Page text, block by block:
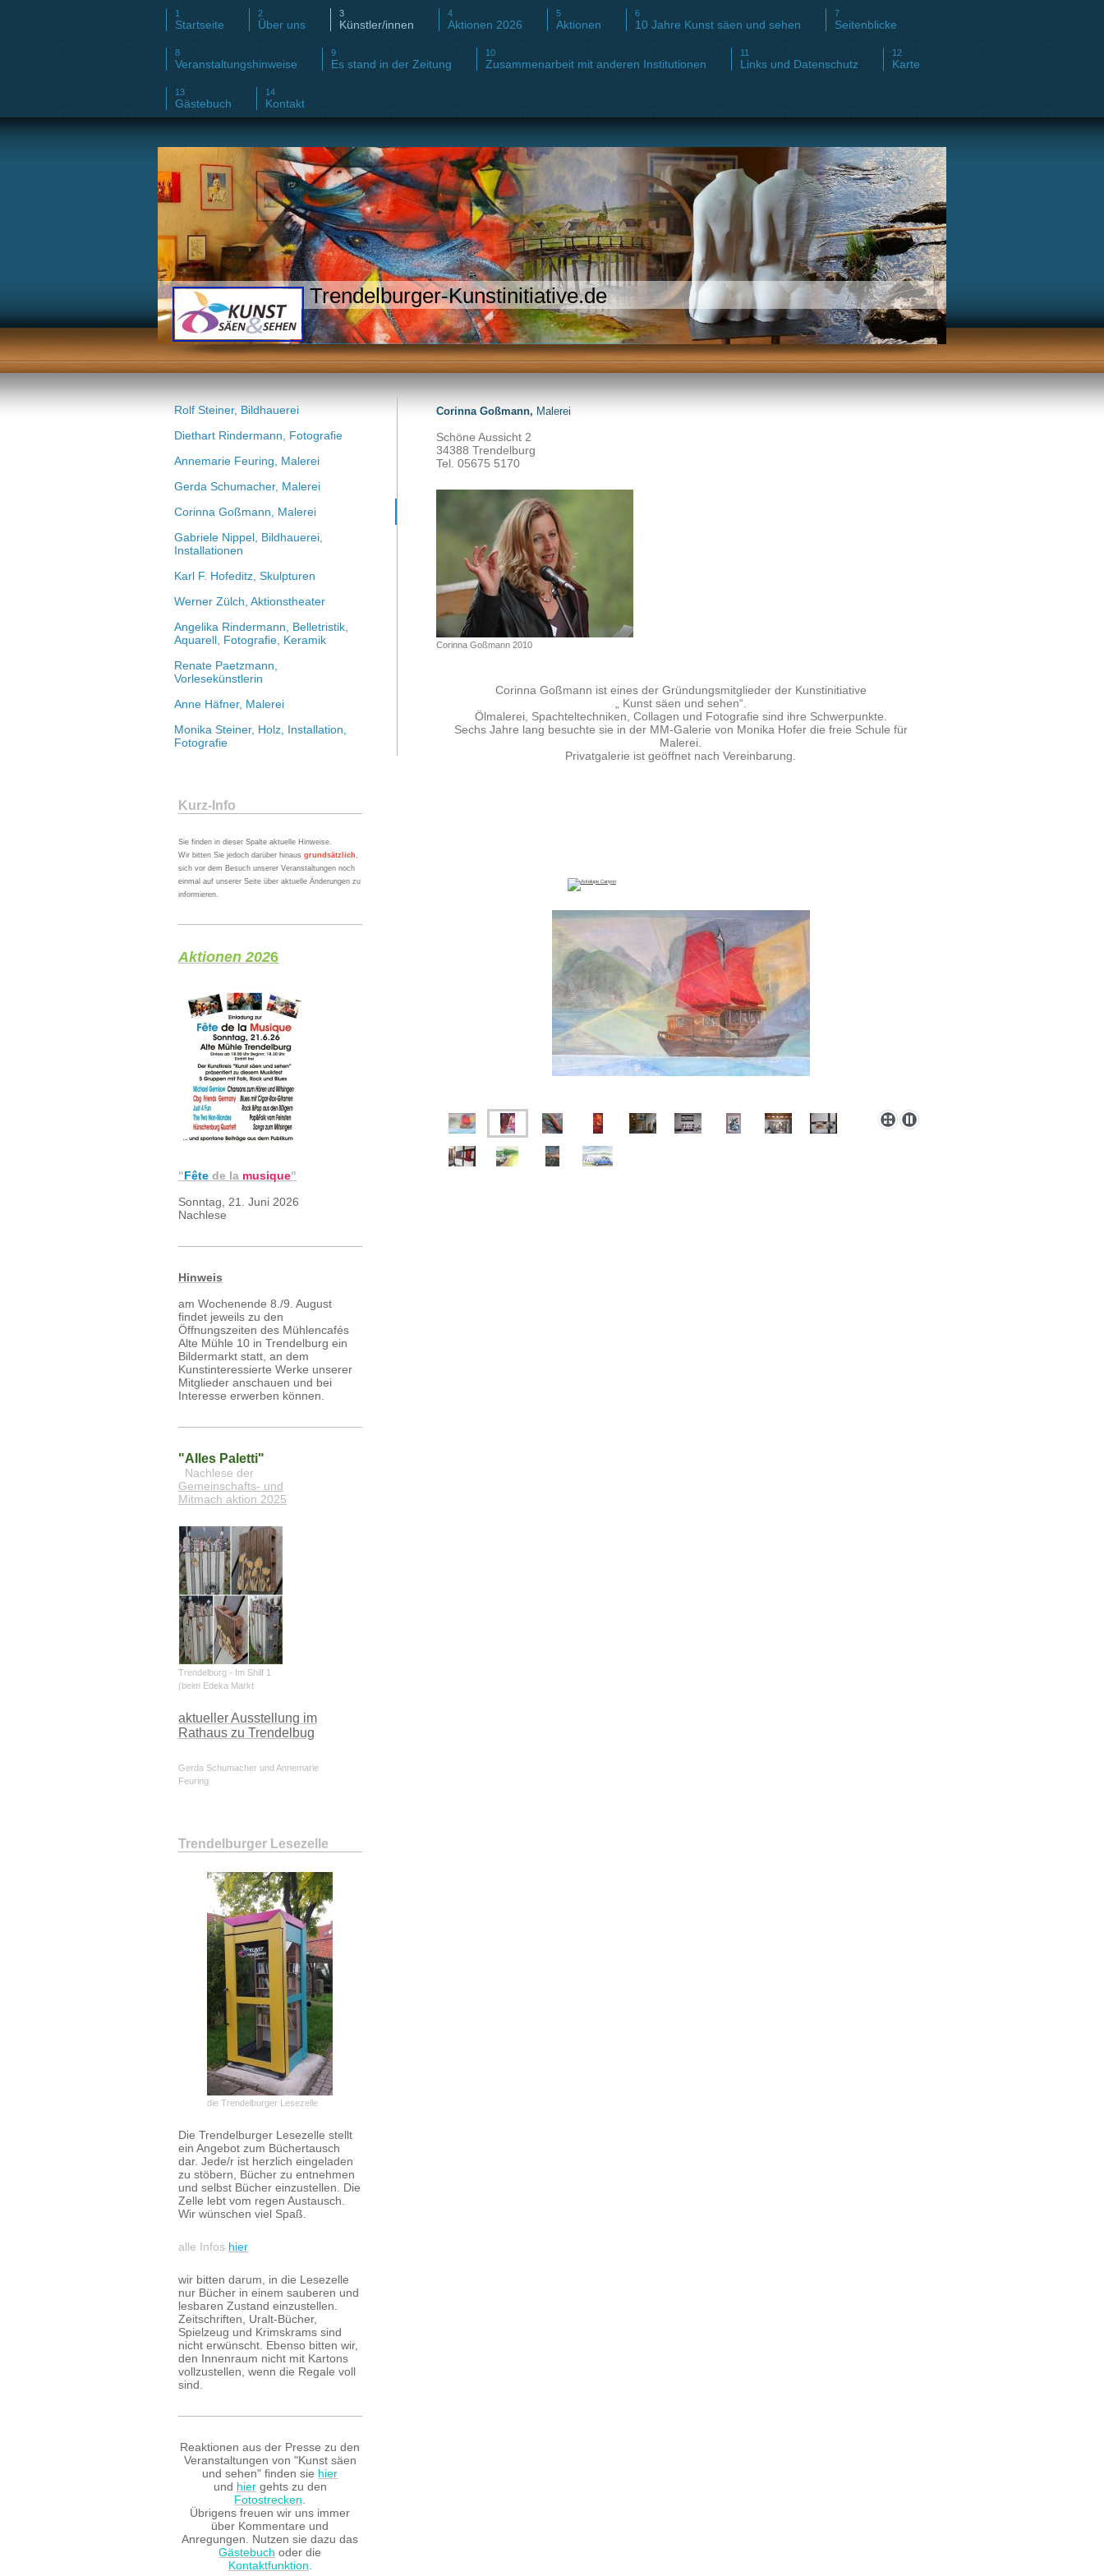
Startseite Über uns Künstler/innen Aktionen 2026 Aktionen 10 Jahre Kunst säen und sehen Seitenblicke
Veranstaltungshinweise Es stand in der Zeitung Zusammenarbeit mit anderen Institutionen Links und Datenschutz Karte
Gästebuch Kontakt
Trendelburger-Kunstinitiative.de
Corinna Goßmann, Malerei
Schöne Aussicht 2
34388 Trendelburg
Tel. 05675 5170
Corinna Goßmann 2010
Corinna Goßmann ist eines der Gründungsmitglieder der Kunstinitiative
„ Kunst säen und sehen“.
Ölmalerei, Spachteltechniken, Collagen und Fotografie sind ihre Schwerpunkte.
Sechs Jahre lang besuchte sie in der MM-Galerie von Monika Hofer die freie Schule für
Malerei.
Privatgalerie ist geöffnet nach Vereinbarung.
Rolf Steiner, Bildhauerei
Diethart Rindermann, Fotografie
Annemarie Feuring, Malerei
Gerda Schumacher, Malerei
Corinna Goßmann, Malerei
Gabriele Nippel, Bildhauerei,
Installationen
Karl F. Hofeditz, Skulpturen
Werner Zülch, Aktionstheater
Angelika Rindermann, Belletristik,
Aquarell, Fotografie, Keramik
Renate Paetzmann,
Vorlesekünstlerin
Anne Häfner, Malerei
Monika Steiner, Holz, Installation,
Fotografie
Kurz-Info
Sie finden in dieser Spalte aktuelle Hinweise.
Wir bitten Sie jedoch darüber hinaus grundsätzlich
sich vor dem Besuch unserer Veranstaltungen noch
einmal auf unserer Seite über aktuelle Änderungen zu
informieren.
Aktionen 2026
"Fête de la musique"
Sonntag, 21. Juni 2026
Nachlese
Hinweis
am Wochenende 8./9. August
findet jeweils zu den
Öffnungszeiten des Mühlencafés
Alte Mühle 10 in Trendelburg ein
Bildermarkt statt, an dem
Kunstinteressierte Werke unserer
Mitglieder anschauen und bei
Interesse erwerben können.
"Alles Paletti"
Nachlese der
Gemeinschafts- und
Mitmach aktion 2025
Trendelburg - Im Shilf 1
(beim Edeka Markt
aktueller Ausstellung im
Rathaus zu Trendelbug
Gerda Schumacher und Annemarie
Feuring
Trendelburger Lesezelle
die Trendelburger Lesezelle
Die Trendelburger Lesezelle stellt
ein Angebot zum Büchertausch
dar. Jede/r ist herzlich eingeladen
zu stöbern, Bücher zu entnehmen
und selbst Bücher einzustellen. Die
Zelle lebt vom regen Austausch.
Wir wünschen viel Spaß.
alle Infos hier
wir bitten darum, in die Lesezelle
nur Bücher in einem sauberen und
lesbaren Zustand einzustellen.
Zeitschriften, Uralt-Bücher,
Spielzeug und Krimskrams sind
nicht erwünscht. Ebenso bitten wir,
den Innenraum nicht mit Kartons
vollzustellen, wenn die Regale voll
sind.
Reaktionen aus der Presse zu den
Veranstaltungen von "Kunst säen
und sehen" finden sie hier
und hier gehts zu den
Fotostrecken
Übrigens freuen wir uns immer
über Kommentare und
Anregungen. Nutzen sie dazu das
Gästebuch oder die
Kontaktfunktion